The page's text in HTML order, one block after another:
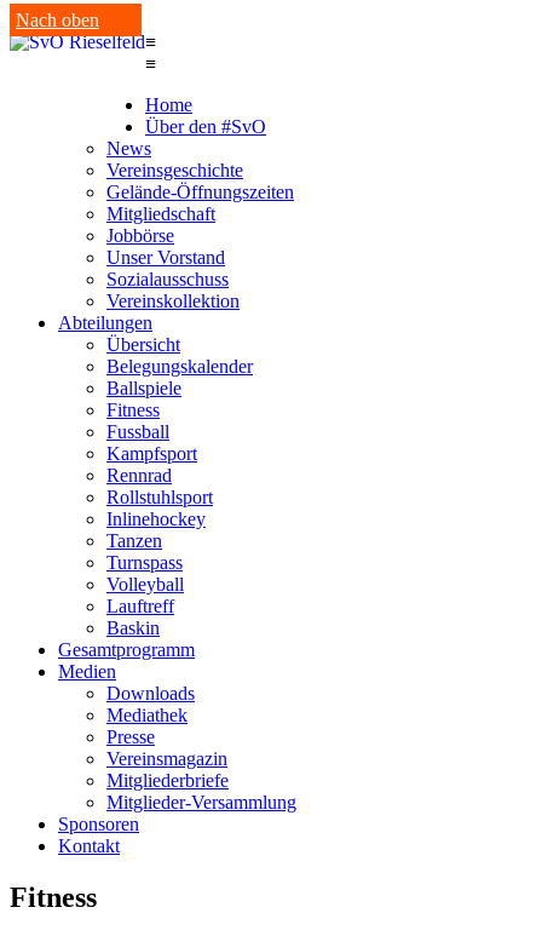
Nach oben
≡
≡
Home
Über den #SvO
News
Vereinsgeschichte
Gelände-Öffnungszeiten
Mitgliedschaft
Jobbörse
Unser Vorstand
Sozialausschuss
Vereinskollektion
Abteilungen
Übersicht
Belegungskalender
Ballspiele
Fitness
Fussball
Kampfsport
Rennrad
Rollstuhlsport
Inlinehockey
Tanzen
Turnspass
Volleyball
Lauftreff
Baskin
Gesamtprogramm
Medien
Downloads
Mediathek
Presse
Vereinsmagazin
Mitgliederbriefe
Mitglieder-Versammlung
Sponsoren
Kontakt
Fitness